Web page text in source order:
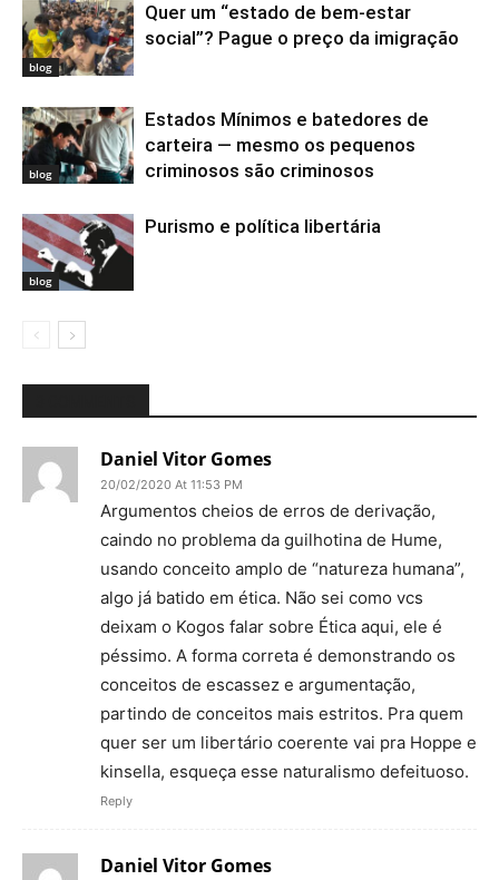
blog
Quer um “estado de bem-estar
social”? Pague o preço da imigração
blog
Estados Mínimos e batedores de
carteira — mesmo os pequenos
criminosos são criminosos
blog
Purismo e política libertária
Daniel Vitor Gomes
20/02/2020 At 11:53 PM
Argumentos cheios de erros de derivação,
caindo no problema da guilhotina de Hume,
usando conceito amplo de “natureza humana”,
algo já batido em ética. Não sei como vcs
deixam o Kogos falar sobre Ética aqui, ele é
péssimo. A forma correta é demonstrando os
conceitos de escassez e argumentação,
partindo de conceitos mais estritos. Pra quem
quer ser um libertário coerente vai pra Hoppe e
kinsella, esqueça esse naturalismo defeituoso.
Reply
Daniel Vitor Gomes